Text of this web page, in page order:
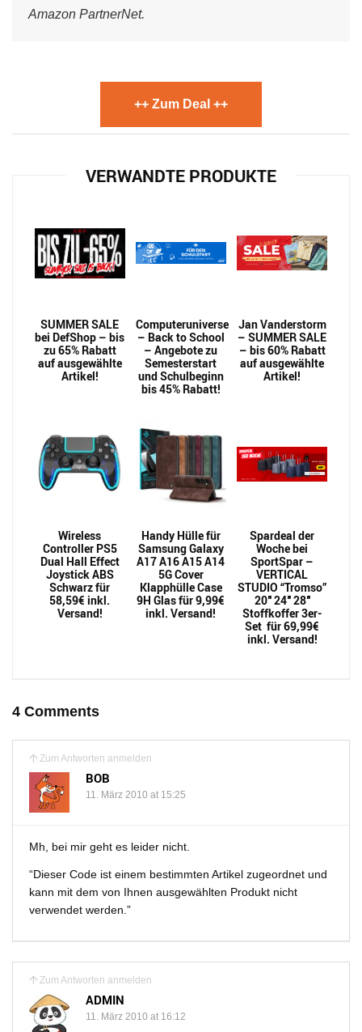
Amazon PartnerNet.
++ Zum Deal ++
VERWANDTE PRODUKTE
SUMMER SALE
bei DefShop – bis
zu 65% Rabatt
auf ausgewählte
Artikel!
Computeruniverse
– Back to School
– Angebote zu
Semesterstart
und Schulbeginn
bis 45% Rabatt!
Jan Vanderstorm
– SUMMER SALE
– bis 60% Rabatt
auf ausgewählte
Artikel!
Wireless
Controller PS5
Dual Hall Effect
Joystick ABS
Schwarz für
58,59€ inkl.
Versand!
Handy Hülle für
Samsung Galaxy
A17 A16 A15 A14
5G Cover
Klapphülle Case
9H Glas für 9,99€
inkl. Versand!
Spardeal der
Woche bei
SportSpar –
VERTICAL
STUDIO “Tromso”
20″ 24″ 28″
Stoffkoffer 3er-
Set für 69,99€
inkl. Versand!
4 Comments
Zum Antworten anmelden
BOB
11. März 2010 at 15:25
Mh, bei mir geht es leider nicht.
“Dieser Code ist einem bestimmten Artikel zugeordnet und
kann mit dem von Ihnen ausgewählten Produkt nicht
verwendet werden.”
Zum Antworten anmelden
ADMIN
11. März 2010 at 16:12